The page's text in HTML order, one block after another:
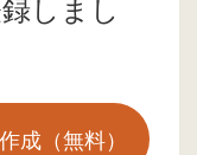
成（無料）